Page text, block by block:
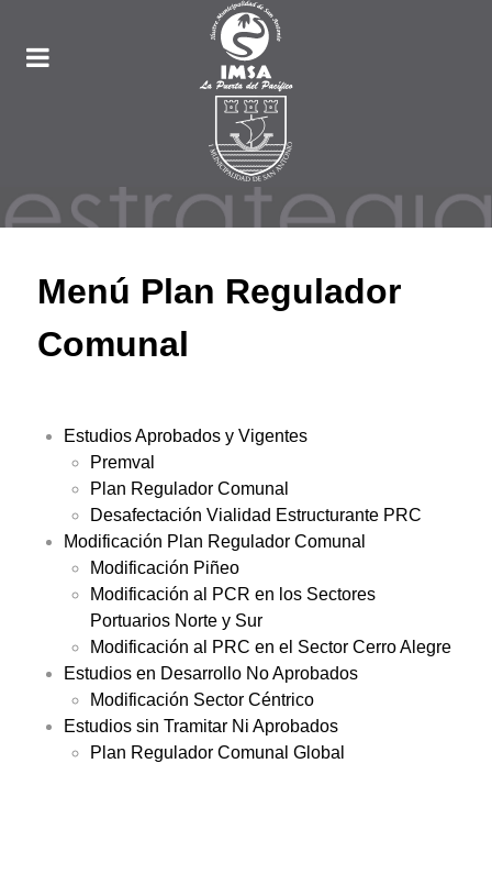
Menú Plan Regulador
Comunal
Estudios Aprobados y Vigentes
Premval
Plan Regulador Comunal
Desafectación Vialidad Estructurante PRC
Modificación Plan Regulador Comunal
Modificación Piñeo
Modificación al PCR en los Sectores
Portuarios Norte y Sur
Modificación al PRC en el Sector Cerro Alegre
Estudios en Desarrollo No Aprobados
Modificación Sector Céntrico
Estudios sin Tramitar Ni Aprobados
Plan Regulador Comunal Global